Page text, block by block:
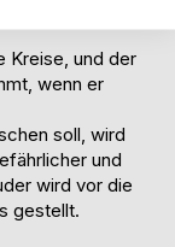
Kreise, und der
wenn er
soll, wird
und
wird vor die
gestellt.